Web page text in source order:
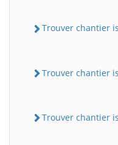
Trouver chantier
Trouver chantier
Trouver chantier